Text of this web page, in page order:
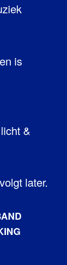
is
&
later.